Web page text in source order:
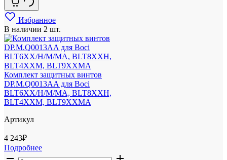
Избранное
В наличии 2 шт.
Комплект защитных винтов
DP.M.Q0013AA для Boci
BLT6XX/H/M/MA, BLT8XXH,
BLT4XXM, BLT9XXMA
Артикул
4 243₽
Подробнее